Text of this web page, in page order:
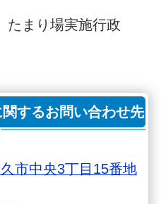
たまり場実施行政
するお問い合わせ先
市中央3丁目15番地